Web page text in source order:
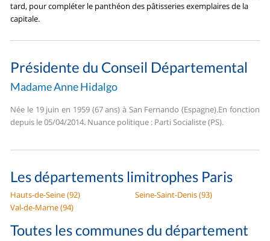
tard, pour compléter le panthéon des pâtisseries exemplaires de la
capitale.
Présidente du Conseil Départemental
Madame Anne Hidalgo
Née le 19 juin en 1959 (67 ans) à San Fernando (Espagne).En fonction
depuis le 05/04/2014. Nuance politique : Parti Socialiste (PS).
Les départements limitrophes Paris
Hauts-de-Seine (92)
Seine-Saint-Denis (93)
Val-de-Marne (94)
Toutes les communes du département